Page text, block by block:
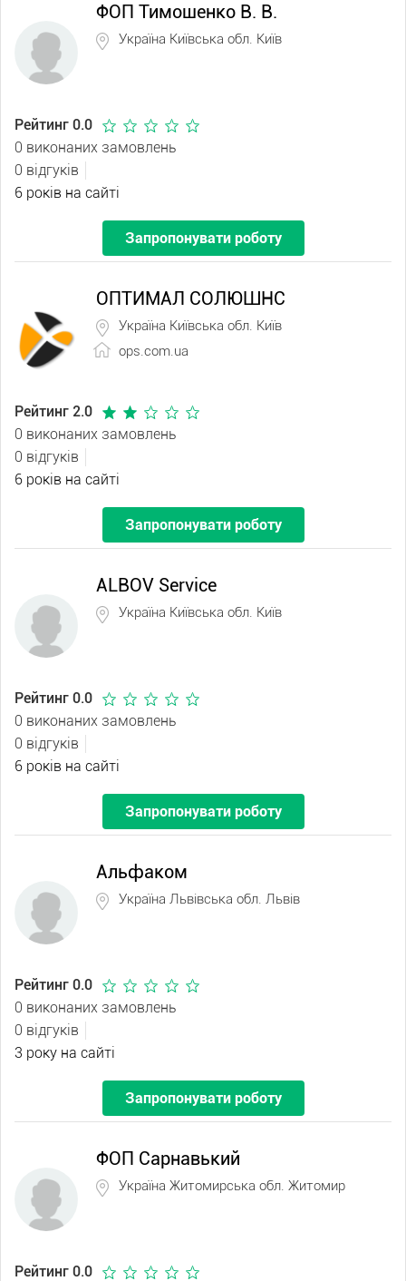
ФОП Тимошенко В. В.
Україна Київська обл. Київ
Рейтинг 0.0
0 виконаних замовлень
0 відгуків
6 років на сайті
Запропонувати роботу
ОПТИМАЛ СОЛЮШНС
Україна Київська обл. Київ
ops.com.ua
Рейтинг 2.0
0 виконаних замовлень
0 відгуків
6 років на сайті
Запропонувати роботу
ALBOV Service
Україна Київська обл. Київ
Рейтинг 0.0
0 виконаних замовлень
0 відгуків
6 років на сайті
Запропонувати роботу
Альфаком
Україна Львівська обл. Львів
Рейтинг 0.0
0 виконаних замовлень
0 відгуків
3 року на сайті
Запропонувати роботу
ФОП Сарнавький
Україна Житомирська обл. Житомир
Рейтинг 0.0